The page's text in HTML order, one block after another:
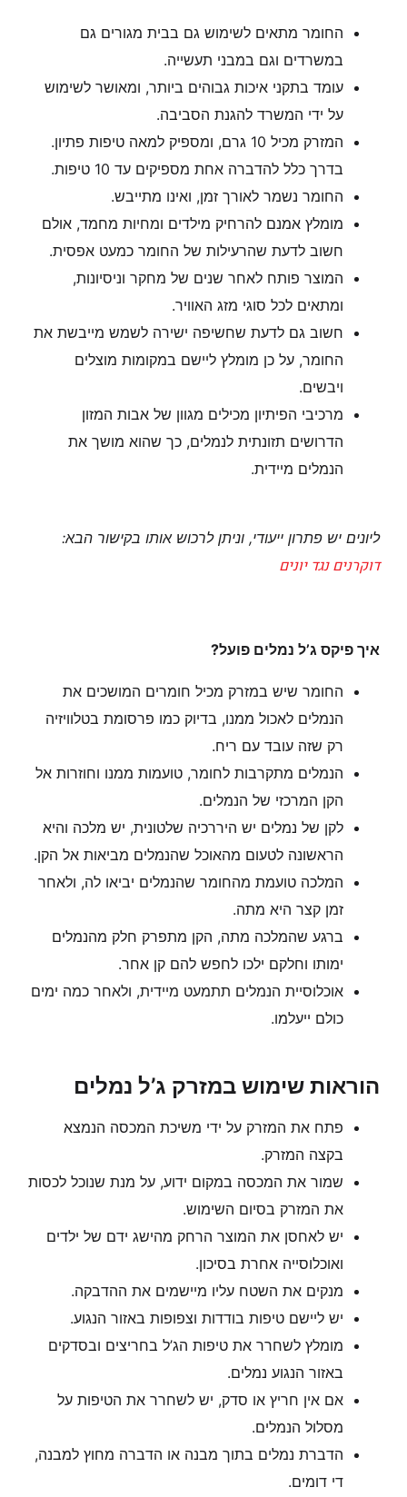
החומר מתאים לשימוש גם בבית מגורים גם
במשרדים וגם במבני תעשייה.
עומד בתקני איכות גבוהים ביותר, ומאושר לשימוש
על ידי המשרד להגנת הסביבה.
המזרק מכיל 10 גרם, ומספיק למאה טיפות פתיון.
בדרך כלל להדברה אחת מספיקים עד 10 טיפות.
החומר נשמר לאורך זמן, ואינו מתייבש.
מומלץ אמנם להרחיק מילדים ומחיות מחמד, אולם
חשוב לדעת שהרעילות של החומר כמעט אפסית.
המוצר פותח לאחר שנים של מחקר וניסיונות,
ומתאים לכל סוגי מזג האוויר.
חשוב גם לדעת שחשיפה ישירה לשמש מייבשת את
החומר, על כן מומלץ ליישם במקומות מוצלים
ויבשים.
מרכיבי הפיתיון מכילים מגוון של אבות המזון
הדרושים תזונתית לנמלים, כך שהוא מושך את
הנמלים מיידית.
ליונים יש פתרון ייעודי, וניתן לרכוש אותו בקישור הבא:
דוקרנים נגד יונים
איך פיקס ג’ל נמלים פועל?
החומר שיש במזרק מכיל חומרים המושכים את
הנמלים לאכול ממנו, בדיוק כמו פרסומת בטלוויזיה
רק שזה עובד עם ריח.
הנמלים מתקרבות לחומר, טועמות ממנו וחוזרות אל
הקן המרכזי של הנמלים.
לקן של נמלים יש היררכיה שלטונית, יש מלכה והיא
הראשונה לטעום מהאוכל שהנמלים מביאות אל הקן.
המלכה טועמת מהחומר שהנמלים יביאו לה, ולאחר
זמן קצר היא מתה.
ברגע שהמלכה מתה, הקן מתפרק חלק מהנמלים
ימותו וחלקם ילכו לחפש להם קן אחר.
אוכלוסיית הנמלים תתמעט מיידית, ולאחר כמה ימים
כולם ייעלמו.
הוראות שימוש במזרק ג’ל נמלים
פתח את המזרק על ידי משיכת המכסה הנמצא
בקצה המזרק.
שמור את המכסה במקום ידוע, על מנת שנוכל לכסות
את המזרק בסיום השימוש.
יש לאחסן את המוצר הרחק מהישג ידם של ילדים
ואוכלוסייה אחרת בסיכון.
מנקים את השטח עליו מיישמים את ההדבקה.
יש ליישם טיפות בודדות וצפופות באזור הנגוע.
מומלץ לשחרר את טיפות הג’ל בחריצים ובסדקים
באזור הנגוע נמלים.
אם אין חריץ או סדק, יש לשחרר את הטיפות על
מסלול הנמלים.
הדברת נמלים בתוך מבנה או הדברה מחוץ למבנה,
די דומים.